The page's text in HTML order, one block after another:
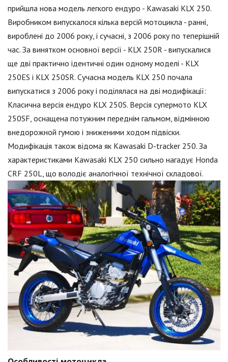
прийшла нова модель легкого ендуро - Kawasaki KLX 250.
Виробником випускалося кілька версій мотоцикла - ранні,
вироблені до 2006 року, і сучасні, з 2006 року по теперішній
час. За винятком основної версії - KLX 250R - випускалися
ще дві практично ідентичні один одному моделі - KLX
250ES і KLX 250SR. Сучасна модель KLX 250 почала
випускатися з 2006 року і поділялася на дві модифікації:
Класична версія ендуро KLX 250S. Версія супермото KLX
250SF, оснащена потужним переднім гальмом, відмінною
внедорожной гумою і зниженими ходом підвіски.
Модифікація також відома як Kawasaki D-tracker 250. За
характеристиками Kawasaki KLX 250 сильно нагадує Honda
CRF 250L, що володіє аналогічної технічної складової.